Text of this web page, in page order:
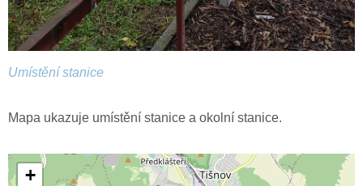
Umístění stanice
Mapa ukazuje umístění stanice a okolní stanice.
+